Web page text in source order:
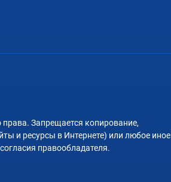
Запрещается копирование,
и ресурсы в Интернете) или любое иное
правообладателя.